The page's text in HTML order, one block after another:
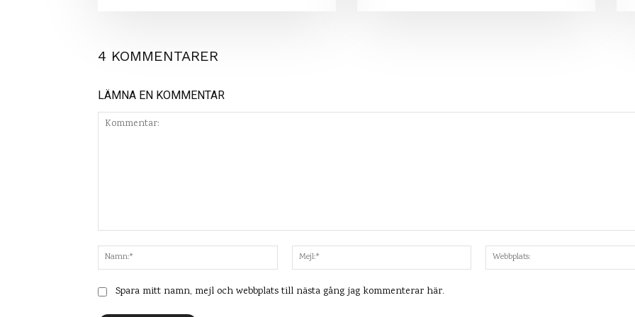
4 KOMMENTARER
LÄMNA EN KOMMENTAR
Namn:*
Mejl:*
Spara mitt namn, mejl och webbplats till nästa gång jag kommenterar här.